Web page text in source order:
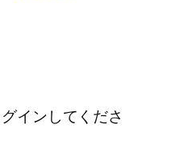
インしてくださ